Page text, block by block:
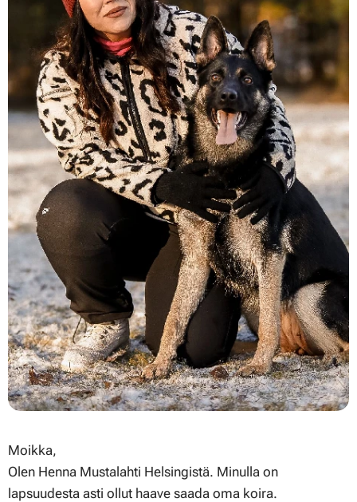
Moikka,
Olen Henna Mustalahti Helsingistä. Minulla on
lapsuudesta asti ollut haave saada oma koira.